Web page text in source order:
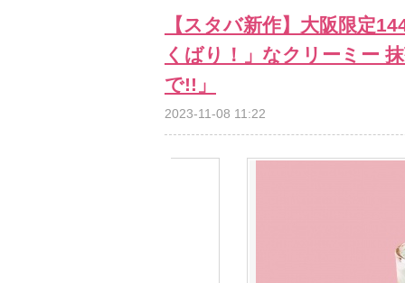
【スタバ新作】大阪限定
くばり！」なクリーミー
で!!」
2023-11-08 11:22